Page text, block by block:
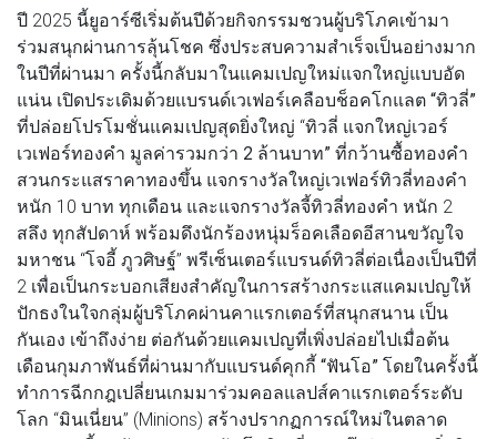
ปี 2025 นี้ยูอาร์ซีเริ่มต้นปีด้วยกิจกรรมชวนผู้บริโภคเข้ามา
ร่วมสนุกผ่านการลุ้นโชค ซึ่งประสบความสำเร็จเป็นอย่างมาก
ในปีที่ผ่านมา ครั้งนี้กลับมาในแคมเปญใหม่แจกใหญ่แบบอัด
แน่น เปิดประเดิมด้วยแบรนด์เวเฟอร์เคลือบช็อคโกแลต “ทิวลี่”
ที่ปล่อยโปรโมชั่นแคมเปญสุดยิ่งใหญ่ “ทิวลี่ แจกใหญ่เวอร์
เวเฟอร์ทองคำ มูลค่ารวมกว่า 2 ล้านบาท” ที่กว้านซื้อทองคำ
สวนกระแสราคาทองขึ้น แจกรางวัลใหญ่เวเฟอร์ทิวลี่ทองคำ
หนัก 10 บาท ทุกเดือน และแจกรางวัลจี้ทิวลี่ทองคำ หนัก 2
สลึง ทุกสัปดาห์ พร้อมดึงนักร้องหนุ่มร็อคเลือดอีสานขวัญใจ
มหาชน “โจอี้ ภูวศิษฐ์” พรีเซ็นเตอร์แบรนด์ทิวลี่ต่อเนื่องเป็นปีที่
2 เพื่อเป็นกระบอกเสียงสำคัญในการสร้างกระแสแคมเปญให้
ปักธงในใจกลุ่มผู้บริโภคผ่านคาแรกเตอร์ที่สนุกสนาน เป็น
กันเอง เข้าถึงง่าย ต่อกันด้วยแคมเปญที่เพิ่งปล่อยไปเมื่อต้น
เดือนกุมภาพันธ์ที่ผ่านมากับแบรนด์คุกกี้ “ฟันโอ” โดยในครั้งนี้
ทำการฉีกกฎเปลี่ยนเกมมาร่วมคอลแลปส์คาแรกเตอร์ระดับ
โลก “มินเนี่ยน” (Minions) สร้างปรากฏการณ์ใหม่ในตลาด